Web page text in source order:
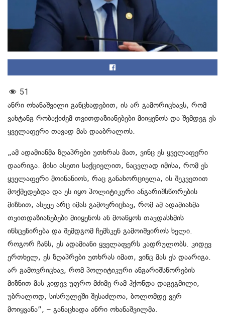
51
ანრი ოხანაშვილი განცხადებით, ის არ გამორიცხავს, რომ
ვახტანგ რობაქიძემ თვითდაზიანებები მიიყენოს და შემდეგ ეს
ყველაფერი თავად მას დააბრალოს.
„ამ ადამიანმა ზღაპრები უთხრას მათ, ვინც ეს ყველაფერი
დაარიგა. მისი ასეთი საქციელით, ნაცვლად იმისა, რომ ეს
ყველაფერი მოინანიოს, რაც განახორციელა, ის შეკვეთით
მოქმედებდა და ეს იყო პოლიტიკური ანგარიშსწორების
მიზნით, ასევე არც იმას გამოვრიცხავ, რომ ამ ადამიანმა
თვითდაზიანებები მიიყენოს ან მოაწყოს თავდასხმის
ინსცენირება და შემდგომ ჩემსკენ გამოიშვიროს ხელი.
როგორ ჩანს, ეს ადამიანი ყველაფერს კადრულობს. კიდევ
ერთხელ, ეს ზღაპრები უთხრას იმათ, ვინც მას ეს დაარიგა.
არ გამოვრიცხავ, რომ პოლიტიკური ანგარიშსწორების
მიზნით მას კიდევ უფრო მძიმე რამ ჰქონდა დაგეგმილი,
უბრალოდ, სისრულეში შესაძლოა, ბოლომდე ვერ
მოიყვანა”, – განაცხადა ანრი ოხანაშვილმა.